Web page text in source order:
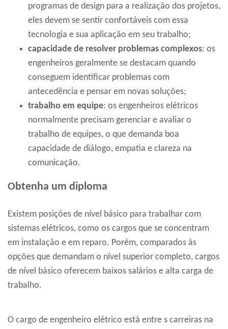
programas de design para a realização dos projetos,
eles devem se sentir confortáveis ​​com essa
tecnologia e sua aplicação em seu trabalho;
capacidade de resolver problemas complexos: os
engenheiros geralmente se destacam quando
conseguem identificar problemas com
antecedência e pensar em novas soluções;
trabalho em equipe: os engenheiros elétricos
normalmente precisam gerenciar e avaliar o
trabalho de equipes, o que demanda boa
capacidade de diálogo, empatia e clareza na
comunicação.
Obtenha um diploma
Existem posições de nível básico para trabalhar com
sistemas elétricos, como os cargos que se concentram
em instalação e em reparo. Porém, comparados às
opções que demandam o nível superior completo, cargos
de nível básico oferecem baixos salários e alta carga de
trabalho.
O cargo de engenheiro elétrico está entre s carreiras na